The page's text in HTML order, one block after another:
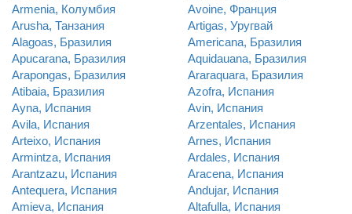
Armenia, Колумбия
Avoine, Франция
Arusha, Танзания
Artigas, Уругвай
Alagoas, Бразилия
Americana, Бразилия
Apucarana, Бразилия
Aquidauana, Бразилия
Arapongas, Бразилия
Araraquara, Бразилия
Atibaia, Бразилия
Azofra, Испания
Ayna, Испания
Avin, Испания
Avila, Испания
Arzentales, Испания
Arteixo, Испания
Arnes, Испания
Armintza, Испания
Ardales, Испания
Arantzazu, Испания
Aracena, Испания
Antequera, Испания
Andujar, Испания
Amieva, Испания
Altafulla, Испания